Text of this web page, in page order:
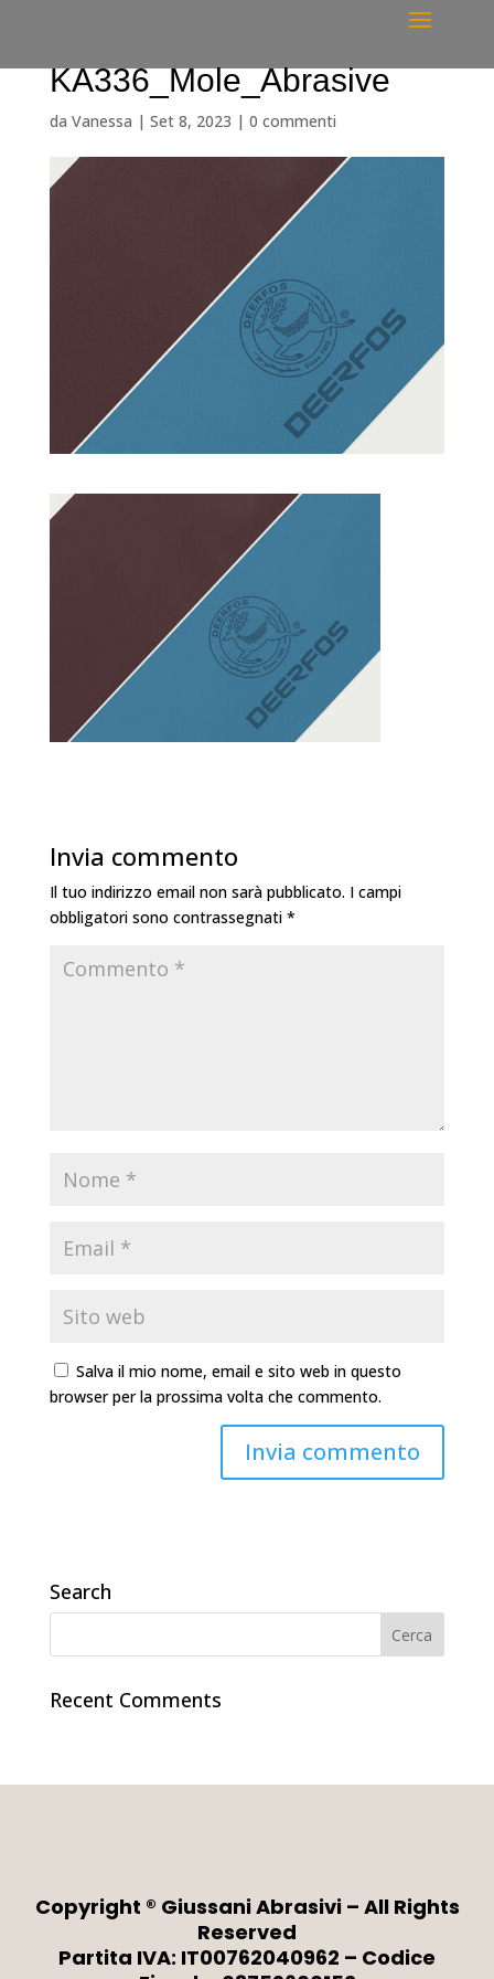
KA336_Mole_Abrasive
da Vanessa | Set 8, 2023 | 0 commenti
Invia commento
Il tuo indirizzo email non sarà pubblicato. I campi
obbligatori sono contrassegnati *
Salva il mio nome, email e sito web in questo
browser per la prossima volta che commento.
Search
Recent Comments
Copyright ® Giussani Abrasivi – All Rights
Reserved
Partita IVA: IT00762040962 – Codice